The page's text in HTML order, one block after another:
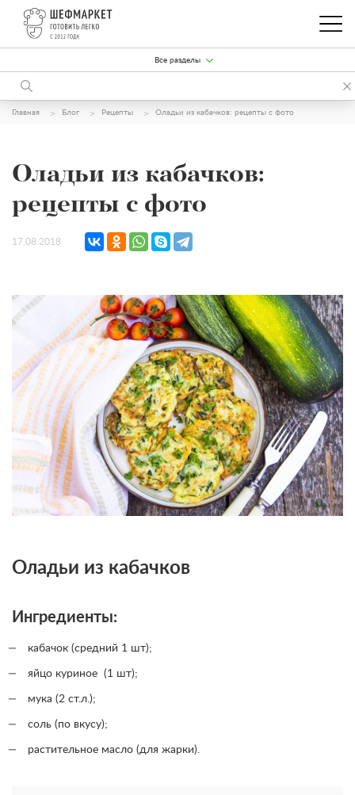
Все разделы
Главная Блог Рецепты Оладьи из кабачков: рецепты с фото
Оладьи из кабачков:
рецепты с фото
17.08.2018
Оладьи из кабачков
Ингредиенты:
кабачок (средний 1 шт);
яйцо куриное (1 шт);
мука (2 ст.л.);
соль (по вкусу);
растительное масло (для жарки).